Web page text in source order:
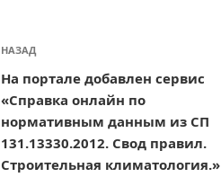
Навигация
записям
Предыдущая
запись:
НАЗАД
На портале добавлен сервис
«Справка онлайн по
нормативным данным из СП
131.13330.2012. Свод правил.
Строительная климатология.»